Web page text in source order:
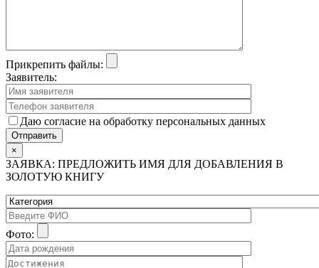
Прикрепить файлы:
Заявитель:
Даю согласие на обработку персональных данных
×
ЗАЯВКА: ПРЕДЛОЖИТЬ ИМЯ ДЛЯ ДОБАВЛЕНИЯ В
ЗОЛОТУЮ КНИГУ
Фото: